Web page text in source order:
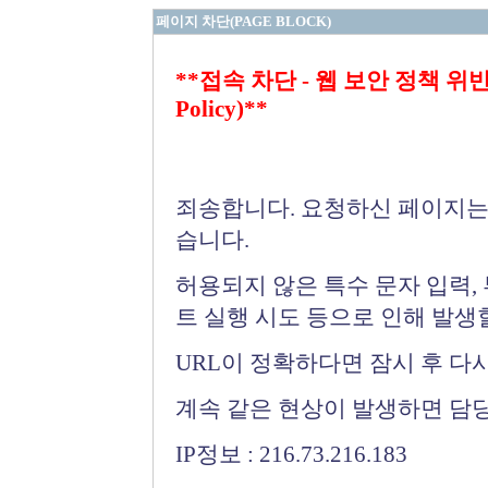
페이지 차단(PAGE BLOCK)
**접속 차단 - 웹 보안 정책 위
Policy)**
죄송합니다. 요청하신 페이지
습니다.
허용되지 않은 특수 문자 입력
트 실행 시도 등으로 인해 발생
URL이 정확하다면 잠시 후 다
계속 같은 현상이 발생하면 담
IP정보 : 216.73.216.183